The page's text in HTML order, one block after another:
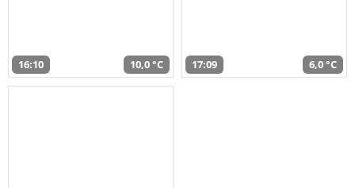
16:10 10,0 °C 17:09 6,0 °C